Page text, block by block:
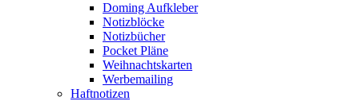
Doming Aufkleber
Notizblöcke
Notizbücher
Pocket Pläne
Weihnachtskarten
Werbemailing
Haftnotizen